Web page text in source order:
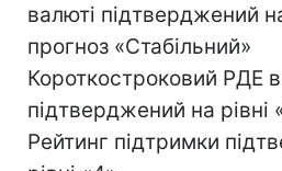
валюті підтверджений
прогноз «Стабільний»
Короткостроковий РДЕ в
підтверджений на рівні
Рейтинг підтримки